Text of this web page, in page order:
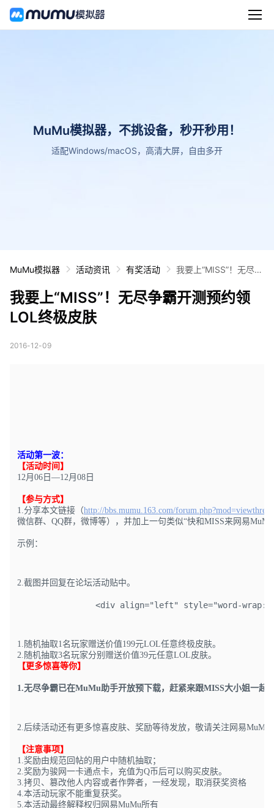
MuMu模拟器，不挑设备，秒开秒用！
适配Windows/macOS，高清大屏，自由多开
MuMu模拟器 活动资讯 有奖活动
我要上“MISS”！无尽争
皮肤
我要上“MISS”！无尽争霸开测预约领
LOL终极皮肤
2016-12-09
活动第一波：
【活动时间】
12月06日—12月08日
【参与方式】
1.分享本文链接（http://bbs.mumu.163.com/
微信群、QQ群，微博等），并加上一句类似“快和MISS来网易
示例：
2.截图并回复在论坛活动贴中。
1.随机抽取1名玩家赠送价值199元LOL任意终极皮肤。
2.随机抽取3名玩家分别赠送价值39元任意LOL皮肤。
【更多惊喜等你】
1.无尽争霸已在MuMu助手开放预下载，赶紧来跟MISS大小姐一起
2.后续活动还有更多惊喜皮肤、奖励等待发放，敬请关注网易MuMu
【注意事项】
1.奖励由规范回帖的用户中随机抽取；
2.奖励为骏网一卡通点卡，充值为Q币后可以购买皮肤。
3.拷贝、篡改他人内容或者作弊者，一经发现，取消获奖资格
4.本活动玩家不能重复获奖。
5.本活动最终解释权归网易MuMu所有